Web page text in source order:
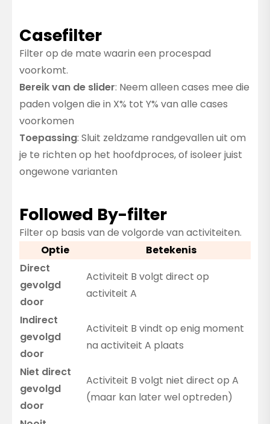
Casefilter
Filter op de mate waarin een procespad
voorkomt.
Bereik van de slider: Neem alleen cases mee die
paden volgen die in X% tot Y% van alle cases
voorkomen
Toepassing: Sluit zeldzame randgevallen uit om
je te richten op het hoofdproces, of isoleer juist
ongewone varianten
Followed By-filter
Filter op basis van de volgorde van activiteiten.
Optie
Betekenis
Direct
gevolgd
door
Activiteit B volgt direct op
activiteit A
Indirect
gevolgd
door
Activiteit B vindt op enig moment
na activiteit A plaats
Niet direct
gevolgd
door
Activiteit B volgt niet direct op A
(maar kan later wel optreden)